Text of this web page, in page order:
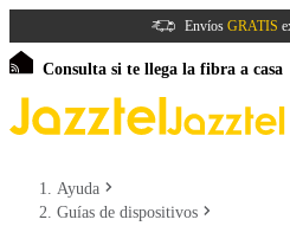
Envíos GRATIS
Consulta si te llega la fibra a casa
Ayuda
Guías de dispositivos